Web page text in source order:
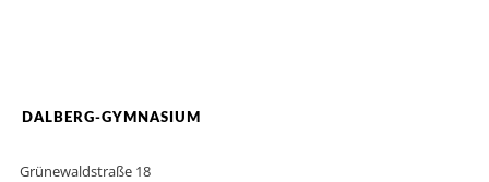
DALBERG-GYMNASIUM
Grünewaldstraße 18